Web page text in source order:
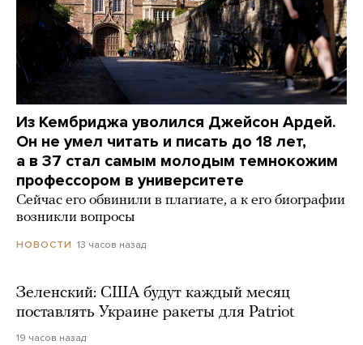
Из Кембриджа уволился Джейсон Ардей.
Он не умел читать и писать до 18 лет,
а в 37 стал самым молодым темнокожим
профессором в университете
Сейчас его обвинили в плагиате, а к его биографии
возникли вопросы
НОВОСТИ 13 часов назад
Зеленский: США будут каждый месяц
поставлять Украине ракеты для Patriot
19 часов назад